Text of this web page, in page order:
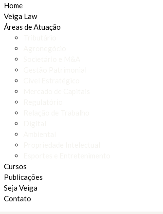
Home
Veiga Law
Áreas de Atuação
Cursos
Publicações
Seja Veiga
Contato